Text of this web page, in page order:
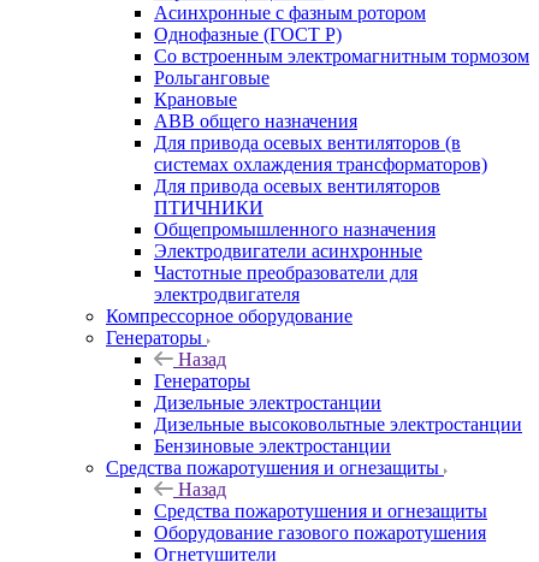
Асинхронные с фазным ротором
Однофазные (ГОСТ Р)
Со встроенным электромагнитным тормозом
Рольганговые
Крановые
АВВ общего назначения
Для привода осевых вентиляторов (в
системах охлаждения трансформаторов)
Для привода осевых вентиляторов
ПТИЧНИКИ
Общепромышленного назначения
Электродвигатели асинхронные
Частотные преобразователи для
электродвигателя
Компрессорное оборудование
Генераторы
Назад
Генераторы
Дизельные электростанции
Дизельные высоковольтные электростанции
Бензиновые электростанции
Средства пожаротушения и огнезащиты
Назад
Средства пожаротушения и огнезащиты
Оборудование газового пожаротушения
Огнетушители